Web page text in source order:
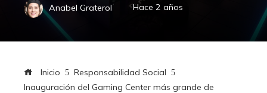
Anabel Graterol Hace 2 años
Inicio
Responsabilidad Social
Inauguración del Gaming Center más grande de